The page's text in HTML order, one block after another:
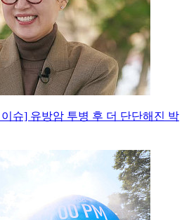
슈] 유방암 투병 후 더 단단해진 박